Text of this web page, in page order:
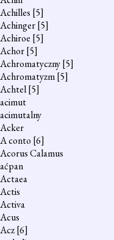
Achilles [5]
Achinger[5]
Achiroe [5]
Achor[5]
Achromatyczny[5]
Achromatyzm[5]
Achtel[5]
acimut
acimutalny
Acker
A conto [6]
Acorus Calamus
aćpan
Actaea
Actis
Activa
Acus
Acz[6]